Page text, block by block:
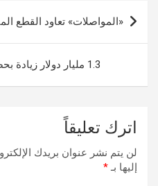
تصفّح
المقالات
«المواصلات» تعاود القطع
1.3 مليار دولار زيادة بحصة مصر في «صندوق النقد»
اترك تعليقاً
لن يتم نشر عنوان بريدك
إليها بـ*